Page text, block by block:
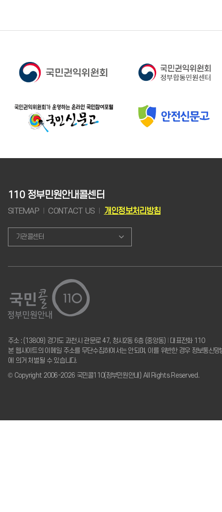
110 정부민원안내콜센터
SITEMAP CONTACT US 개인정보처리방침
기관콜센터
주소 : (13809) 경기도 과천시 관문로 47, 청사2동 6층 (중앙동)
대표전화 110
본 웹사이트의 이메일 주소를 무단수집하여서는 안되며, 이를 위반한 경우 정보통신망
에 의거 처벌될 수 있습니다.
© Copyright 2006-2026 국민콜110(정부민원안내) All Rights Reserved.